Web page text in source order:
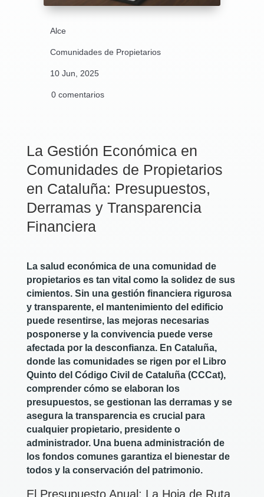
Alce
Comunidades de Propietarios
10 Jun, 2025
0 comentarios
La Gestión Económica en
Comunidades de Propietarios
en Cataluña: Presupuestos,
Derramas y Transparencia
Financiera
La salud económica de una comunidad de
propietarios es tan vital como la solidez de sus
cimientos. Sin una gestión financiera rigurosa
y transparente, el mantenimiento del edificio
puede resentirse, las mejoras necesarias
posponerse y la convivencia puede verse
afectada por la desconfianza. En Cataluña,
donde las comunidades se rigen por el Libro
Quinto del Código Civil de Cataluña (CCCat),
comprender cómo se elaboran los
presupuestos, se gestionan las derramas y se
asegura la transparencia es crucial para
cualquier propietario, presidente o
administrador. Una buena administración de
los fondos comunes garantiza el bienestar de
todos y la conservación del patrimonio.
El Presupuesto Anual: La Hoja de Ruta